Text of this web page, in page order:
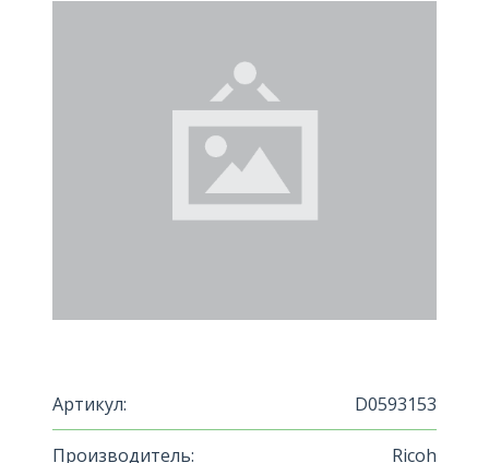
Артикул: D0593153
Производитель: Ricoh